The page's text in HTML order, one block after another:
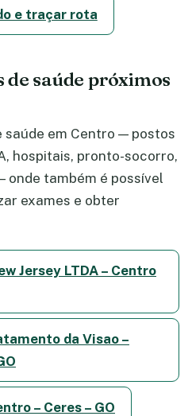
e traçar rota
saúde próximos
saúde em Centro — postos
hospitais, pronto-socorro,
onde também é possível
exames e obter
Jersey LTDA – Centro
da Visao –
– Ceres – GO